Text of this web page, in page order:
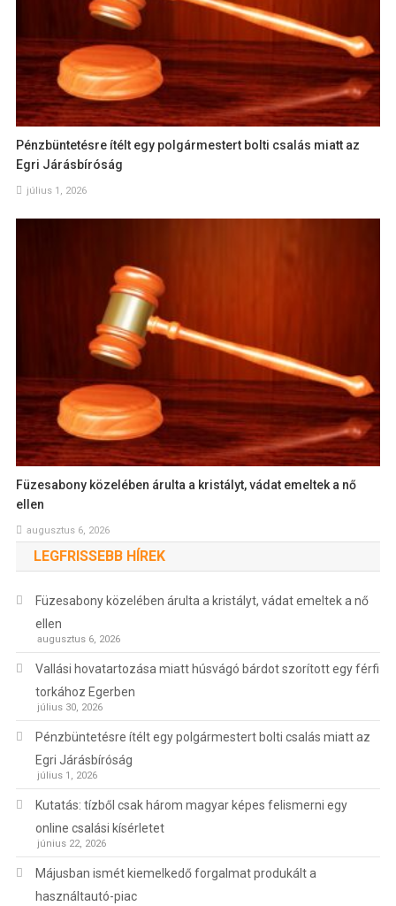
Pénzbüntetésre ítélt egy polgármestert bolti csalás miatt az
Egri Járásbíróság
július 1, 2026
Füzesabony közelében árulta a kristályt, vádat emeltek a nő
ellen
augusztus 6, 2026
LEGFRISSEBB HÍREK
Füzesabony közelében árulta a kristályt, vádat emeltek a nő
ellen
augusztus 6, 2026
Vallási hovatartozása miatt húsvágó bárdot szorított egy férfi
torkához Egerben
július 30, 2026
Pénzbüntetésre ítélt egy polgármestert bolti csalás miatt az
Egri Járásbíróság
július 1, 2026
Kutatás: tízből csak három magyar képes felismerni egy
online csalási kísérletet
június 22, 2026
Májusban ismét kiemelkedő forgalmat produkált a
használtautó-piac